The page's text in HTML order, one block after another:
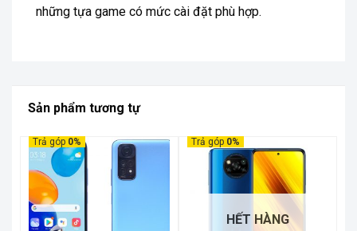
những tựa game có mức cài đặt phù hợp.
Sản phẩm tương tự
Trả góp 0% Trả góp 0%
HẾT HÀNG